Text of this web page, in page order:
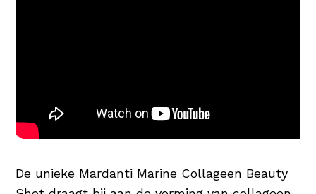
De unieke Mardanti Marine Collageen Beauty